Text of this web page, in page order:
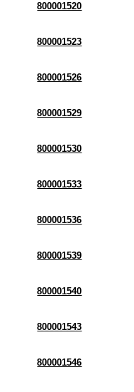
800001520
800001523
800001526
800001529
800001530
800001533
800001536
800001539
800001540
800001543
800001546